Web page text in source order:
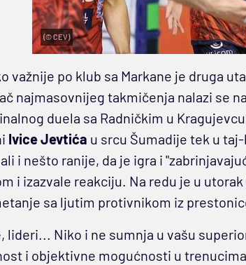
(© CEV)
važnije po klub sa Markane je druga
najmasovnijeg takmičenja nalazi se
duela sa Radničkim u
Ivice Jevtića u srcu Šumadije tek u
i nešto ranije, da je igra i
i izazvale reakciju. Na redu je u
sa ljutim protivnikom iz
lideri... Niko i ne sumnja u vašu
i objektivne mogućnosti u